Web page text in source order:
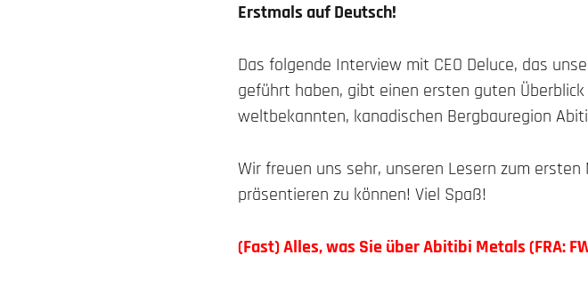
Erstmals auf Deutsch!
Das folgende Interview mit CEO Deluce, das
geführt haben, gibt einen ersten guten
weltbekannten, kanadischen Bergbauregion
Wir freuen uns sehr, unseren Lesern zum
präsentieren zu können! Viel Spaß!
(Fast) Alles, was Sie über Abitibi Metals (FRA: